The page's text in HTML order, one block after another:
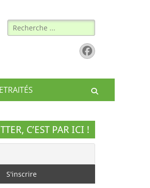
Rechercher :
Facebook
C’EST PAR ICI !